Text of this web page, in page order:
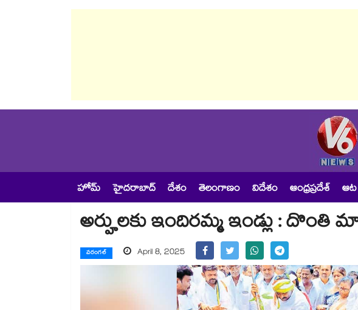
హోమ్ హైదరాబాద్ దేశం తెలంగాణం విదేశం ఆంధ్రప్రదేశ్ ఆట
అర్హులకు ఇందిరమ్మ ఇండ్లు : దొంతి
వరంగల్ April 8, 2025